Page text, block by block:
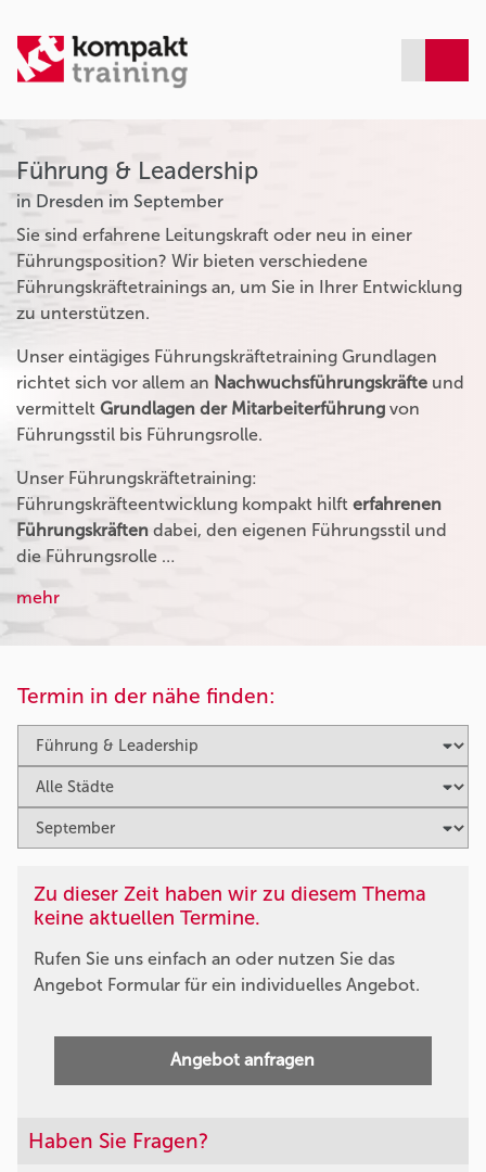
Führung & Leadership
in Dresden im September
Sie sind erfahrene Leitungskraft oder neu in einer
Führungsposition? Wir bieten verschiedene
Führungskräftetrainings an, um Sie in Ihrer Entwicklung
zu unterstützen.
Unser eintägiges Führungskräftetraining Grundlagen
richtet sich vor allem an Nachwuchsführungskräfte und
vermittelt Grundlagen der Mitarbeiterführung von
Führungsstil bis Führungsrolle.
Unser Führungskräftetraining:
Führungskräfteentwicklung kompakt hilft erfahrenen
Führungskräften dabei, den eigenen Führungsstil und
die Führungsrolle …
mehr
Termin in der nähe finden:
Zu dieser Zeit haben wir zu diesem Thema
keine aktuellen Termine.
Rufen Sie uns einfach an oder nutzen Sie das
Angebot Formular für ein individuelles Angebot.
Angebot anfragen
Haben Sie Fragen?